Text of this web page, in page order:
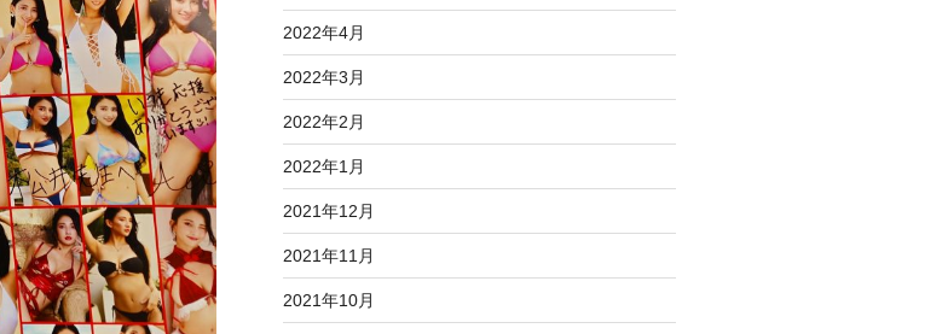
2022年4月
2022年3月
2022年2月
2022年1月
2021年12月
2021年11月
2021年10月